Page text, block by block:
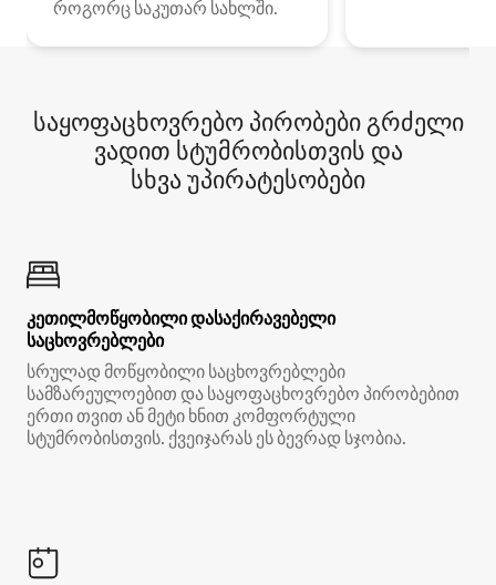
როგორც საკუთარ სახლში.
საყოფაცხოვრებო პირობები გრძელი
ვადით სტუმრობისთვის და
სხვა უპირატესობები
კეთილმოწყობილი დასაქირავებელი
საცხოვრებლები
სრულად მოწყობილი საცხოვრებლები
სამზარეულოებით და საყოფაცხოვრებო პირობებით
ერთი თვით ან მეტი ხნით კომფორტული
სტუმრობისთვის. ქვეიჯარას ეს ბევრად სჯობია.